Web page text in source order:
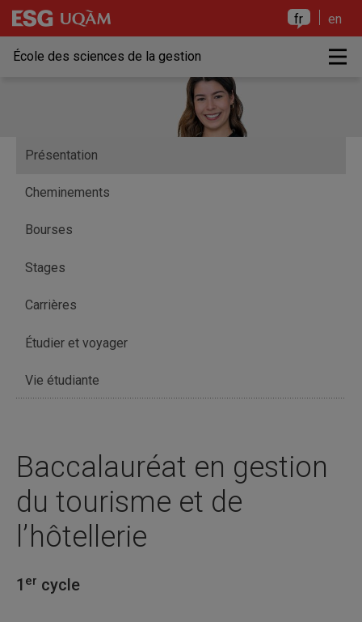
Raccourci vers le contenu
Raccourci vers le menu principal
Raccourci vers la recherche
Raccourci vers le contenu
Raccourci vers le menu principal
Raccourci vers la recherche
fr en
École des sciences de la gestion
Présentation
Cheminements
Bourses
Stages
Carrières
Étudier et voyager
Vie étudiante
Baccalauréat en gestion
du tourisme et de
l’hôtellerie
1 er cycle